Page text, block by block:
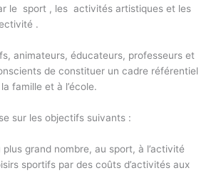
le sport , les activités artistiques et les
.
animateurs, éducateurs, professeurs et
de constituer un cadre référentiel
famille et à l’école.
sur les objectifs suivants :
plus grand nombre, au sport, à l’activité
sportifs par des coûts d’activités aux